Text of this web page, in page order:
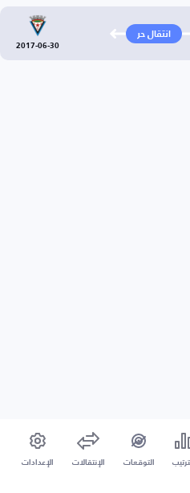
انتقال حر
2017-06-30
التوقعات الإنتقالات الإعدادات